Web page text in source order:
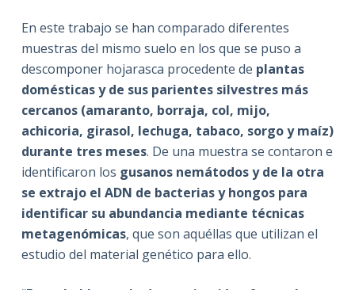
En este trabajo se han comparado diferentes
muestras del mismo suelo en los que se puso a
descomponer hojarasca procedente de plantas
domésticas y de sus parientes silvestres más
cercanos (amaranto, borraja, col, mijo,
achicoria, girasol, lechuga, tabaco, sorgo y maíz)
durante tres meses. De una muestra se contaron e
identificaron los gusanos nemátodos y de la otra
se extrajo el ADN de bacterias y hongos para
identificar su abundancia mediante técnicas
metagenómicas, que son aquéllas que utilizan el
estudio del material genético para ello.